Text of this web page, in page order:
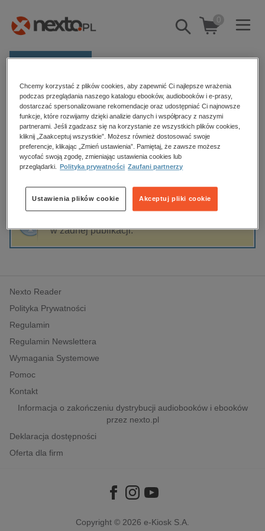
Pokaż/schowaj
wyszukiwarkę
0
Kategorie
Zobacz wszystkie E-prasa
budownictwo, aranżacja wnętrz
biznesowe, branżowe, gospodarka
dzienniki
edukacja
hobby, sport, rozrywka
komputery, internet, technologie, informatyka
polityka, społeczno-informacyjne
psychologiczne
inne
popularno-naukowe
historia
Strona główna Cezary Żak
Cezary Żak
Sortowanie Filtrowanie
w żadnej publikacji.
Nexto Reader
Polityka Prywatności
Regulamin
Regulamin Newslettera
Wymagania Systemowe
Pomoc
Kontakt
Informacja o zakończeniu dystrybucji audiobooków i ebooków
przez nexto.pl
Deklaracja dostępności
Oferta dla firm
Copyright © 2026 e-Kiosk S.A.
Chcemy korzystać z plików cookies, aby zapewnić Ci najlepsze wrażenia
podczas przeglądania naszego katalogu ebooków, audiobooków i e-prasy,
dostarczać spersonalizowane rekomendacje oraz udostępniać Ci najnowsze
funkcje, które rozwijamy dzięki analizie danych i współpracy z naszymi
partnerami. Jeśli zgadzasz się na korzystanie ze wszystkich plików cookies,
kliknij „Zaakceptuj wszystkie”. Możesz również dostosować swoje
preferencje, klikając „Zmień ustawienia”. Pamiętaj, że zawsze możesz
wycofać swoją zgodę, zmieniając ustawienia cookies lub
przeglądarki.
Polityka prywatności Zaufani partnerzy
Akceptuj pliki cookie
Ustawienia plików cookie